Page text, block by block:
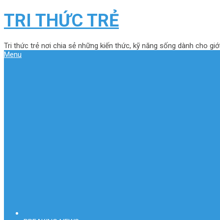
TRI THỨC TRẺ
Tri thức trẻ nơi chia sẻ những kiến thức, kỹ năng sống dành cho
Menu